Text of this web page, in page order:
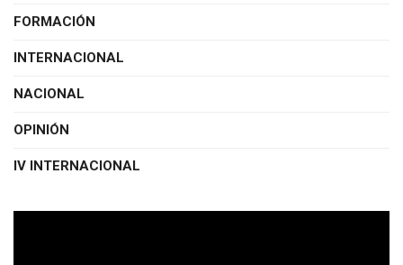
FORMACIÓN
INTERNACIONAL
NACIONAL
OPINIÓN
IV INTERNACIONAL